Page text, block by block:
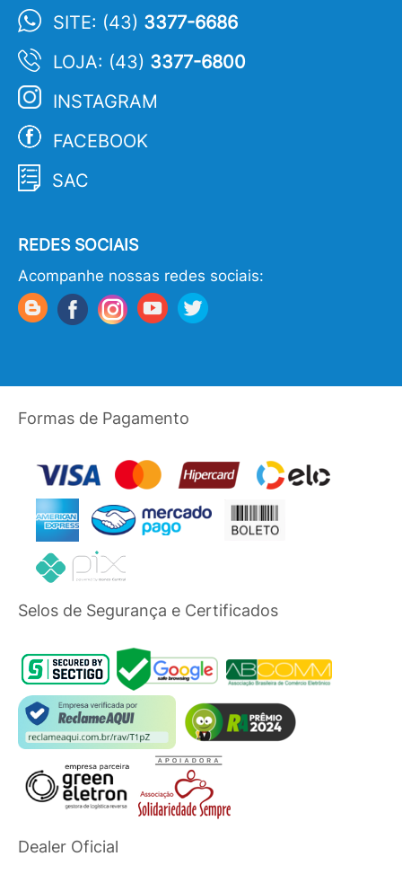
SITE: (43) 3377-6686
LOJA: (43) 3377-6800
INSTAGRAM
FACEBOOK
SAC
REDES SOCIAIS
Acompanhe nossas redes sociais:
Formas de Pagamento
Selos de Segurança e Certificados
Dealer Oficial